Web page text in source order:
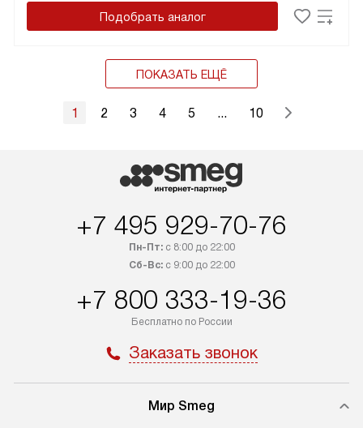
Подобрать аналог
ПОКАЗАТЬ ЕЩЁ
1 2 3 4 5 ... 10
+7 495 929-70-76
Пн-Пт:с 8:00 до 22:00
Сб-Вс:с 9:00 до 22:00
+7 800 333-19-36
Бесплатно по России
Заказать звонок
Мир Smeg